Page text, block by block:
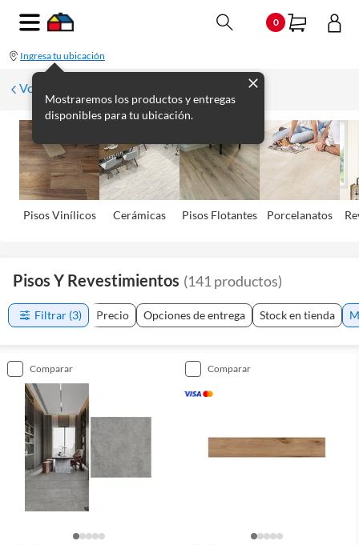
0
Ingresa tu ubicación
Mostraremos los productos y entregas
disponibles para tu ubicación.
Volver
Pisos Viní­licos Cerámicas Pisos Flotantes Porcelanatos
Pisos Y Revestimientos (141 productos)
Filtrar (3) Precio Opciones de entrega Stock en tienda
comparar comparar